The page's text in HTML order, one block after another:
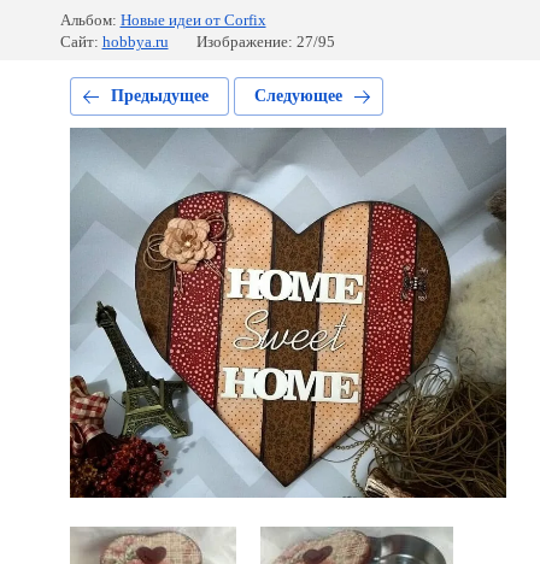
Альбом: Новые идеи от Corfix
Сайт: hobbya.ru Изображение: 27/95
Предыдущее Следующее